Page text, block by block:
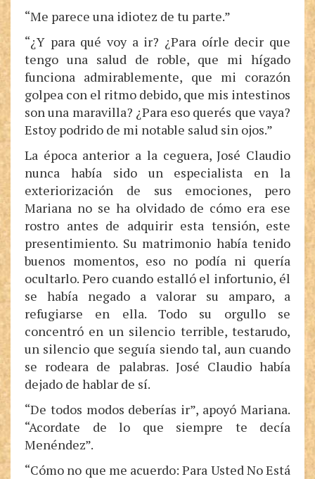
“Me parece una idiotez de tu parte.”
“¿Y para qué voy a ir? ¿Para oírle decir que
tengo una salud de roble, que mi hígado
funciona admirablemente, que mi corazón
golpea con el ritmo debido, que mis intestinos
son una maravilla? ¿Para eso querés que vaya?
Estoy podrido de mi notable salud sin ojos.”
La época anterior a la ceguera, José Claudio
nunca había sido un especialista en la
exteriorización de sus emociones, pero
Mariana no se ha olvidado de cómo era ese
rostro antes de adquirir esta tensión, este
presentimiento. Su matrimonio había tenido
buenos momentos, eso no podía ni quería
ocultarlo. Pero cuando estalló el infortunio, él
se había negado a valorar su amparo, a
refugiarse en ella. Todo su orgullo se
concentró en un silencio terrible, testarudo,
un silencio que seguía siendo tal, aun cuando
se rodeara de palabras. José Claudio había
dejado de hablar de sí.
“De todos modos deberías ir”, apoyó Mariana.
“Acordate de lo que siempre te decía
Menéndez”.
“Cómo no que me acuerdo: Para Usted No Está